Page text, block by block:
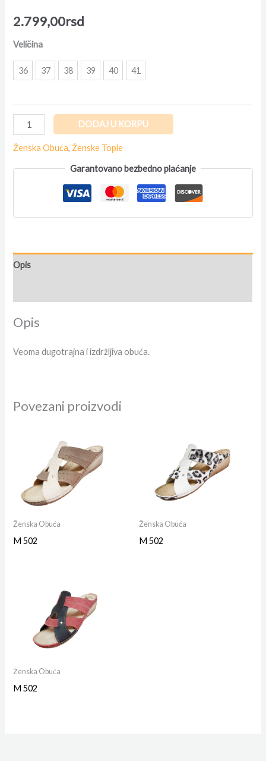
2.799,00rsd
Veličina
36 37 38 39 40 41
DODAJ U KORPU
Ženska Obuća, Ženske Tople
Garantovano bezbedno plaćanje
Opis
Opis
Veoma dugotrajna i izdržljiva obuća.
Povezani proizvodi
Ženska Obuća
M 502
Ženska Obuća
M 502
Ženska Obuća
M 502